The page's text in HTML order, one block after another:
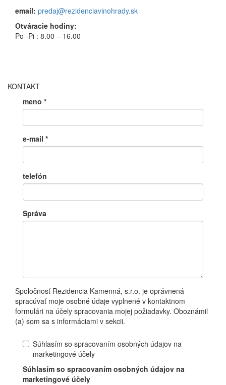
email: predaj@rezidenciavinohrady.sk
Otváracie hodiny:
Po -Pi : 8.00 – 16.00
KONTAKT
meno *
e-mail *
telefón
Správa
Spoločnosť Rezidencia Kamenná, s.r.o. je oprávnená
spracúvať moje osobné údaje vyplnené v kontaktnom
formulári na účely spracovania mojej požiadavky. Oboznámil
(a) som sa s informáciami v sekcii.
Súhlasím so spracovaním osobných údajov na
marketingové účely
Súhlasím so spracovaním osobných údajov na
marketingové účely